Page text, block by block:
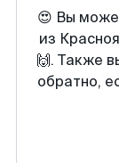
😍 Вы
из
🙌. Также
обратно,